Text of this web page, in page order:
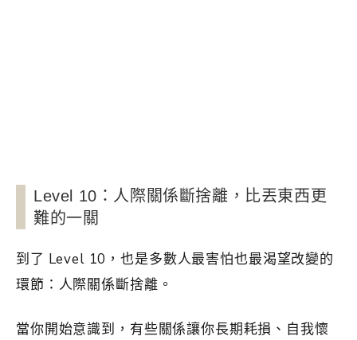
Level 10：人際關係斷捨離，比丟東西更
難的一關
到了 Level 10，也是多數人最害怕也最渴望改變的
環節：人際關係斷捨離。
當你開始意識到，有些關係讓你長期耗損、自我懷